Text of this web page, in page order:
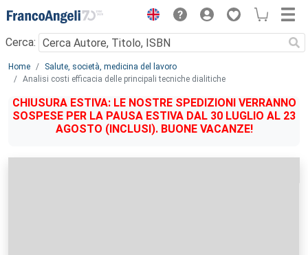
Menu
Cerca:
Main content
Home
Salute, società, medicina del lavoro
Analisi costi efficacia delle principali tecniche dialitiche
CHIUSURA ESTIVA: LE NOSTRE SPEDIZIONI VERRANNO
SOSPESE PER LA PAUSA ESTIVA DAL 30 LUGLIO AL 23
AGOSTO (INCLUSI). BUONE VACANZE!